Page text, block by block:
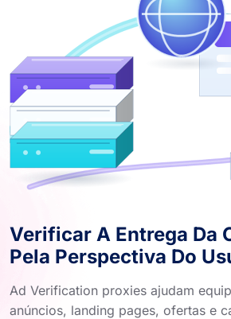
Verificar A Entrega Da
Pela Perspectiva Do
Ad Verification proxies ajudam
anúncios, landing pages, ofertas e